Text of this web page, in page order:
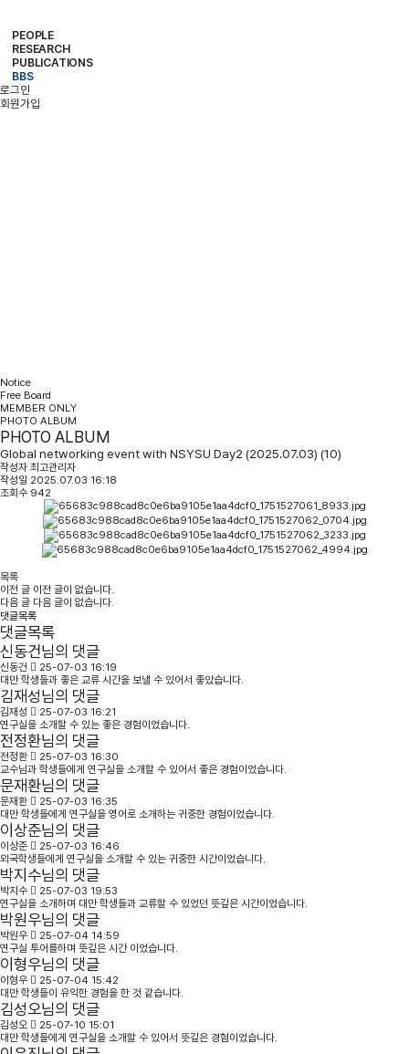
PEOPLE
PROFESSOR
RESEARCH
RESEARCH PROJECTS
PUBLICATIONS
PAPER
BBS
NOTICE
로그인
회원가입
Notice
Free Board
MEMBER ONLY
PHOTO ALBUM
PHOTO ALBUM
Global networking event with NSYSU Day2 (2025.07.03) (10)
작성자 최고관리자
작성일 2025.07.03 16:18
조회수 942
목록
이전 글 이전 글이 없습니다.
다음 글 다음 글이 없습니다.
댓글목록
댓글목록
신동건님의 댓글
신동건
25-07-03 16:19
대만 학생들과 좋은 교류 시간을 보낼 수 있어서 좋았습니다.
김재성님의 댓글
김재성
25-07-03 16:21
연구실을 소개할 수 있는 좋은 경험이었습니다.
전정환님의 댓글
전정환
25-07-03 16:30
교수님과 학생들에게 연구실을 소개할 수 있어서 좋은 경험이었습니다.
문재환님의 댓글
문재환
25-07-03 16:35
대만 학생들에게 연구실을 영어로 소개하는 귀중한 경험이었습니다.
이상준님의 댓글
이상준
25-07-03 16:46
외국학생들에게 연구실을 소개할 수 있는 귀중한 시간이었습니다.
박지수님의 댓글
박지수
25-07-03 19:53
연구실을 소개하며 대만 학생들과 교류할 수 있었던 뜻깊은 시간이었습니다.
박원우님의 댓글
박원우
25-07-04 14:59
연구실 투어를하며 뜻깊은 시간 이었습니다.
이형우님의 댓글
이형우
25-07-04 15:42
대만 학생들이 유익한 경험을 한 것 같습니다.
김성오님의 댓글
김성오
25-07-10 15:01
대만 학생들에게 연구실을 소개할 수 있어서 뜻깊은 경험이었습니다.